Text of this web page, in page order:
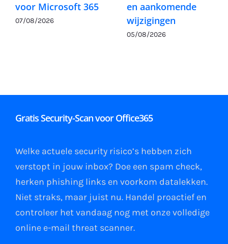
voor Microsoft 365
07/08/2026
en aankomende
wijzigingen
05/08/2026
Gratis Security-Scan voor Office365
Welke actuele security risico’s hebben zich
verstopt in jouw inbox? Doe een spam check,
herken phishing linksen voorkom datalekken.
Niet straks, maar juist nu. Handel proactief en
controleer het vandaag nog met onze volledige
online e-mail threat scanner.